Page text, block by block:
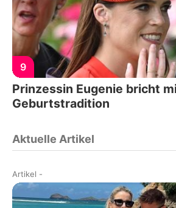
9
Prinzessin Eugenie bricht
Geburtstradition
Aktuelle Artikel
Artikel -